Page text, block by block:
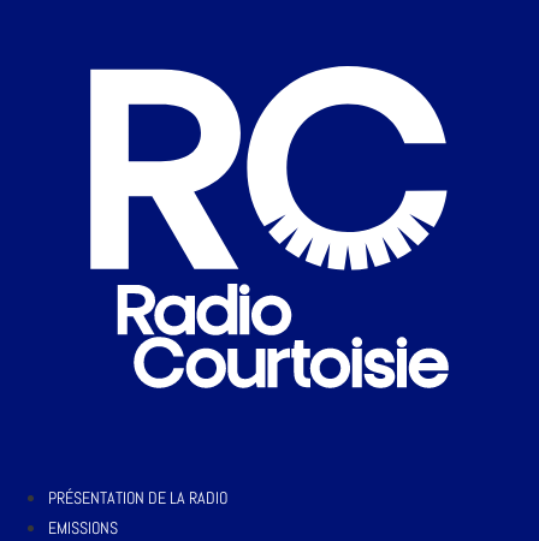
PRÉSENTATION DE LA RADIO
EMISSIONS